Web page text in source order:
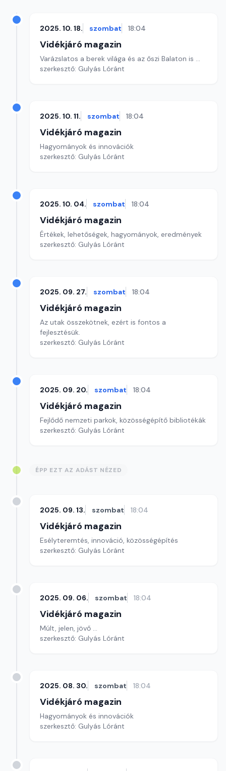
2025. 10. 18. szombat 18:04
Vidékjáró magazin
Varázslatos a berek világa és az őszi Balaton is ...
szerkesztő: Gulyás Lóránt
2025. 10. 11. szombat 18:04
Vidékjáró magazin
Hagyományok és innovációk
szerkesztő: Gulyás Lóránt
2025. 10. 04. szombat 18:04
Vidékjáró magazin
Értékek, lehetőségek, hagyományok, eredmények
szerkesztő: Gulyás Lóránt
2025. 09. 27. szombat 18:04
Vidékjáró magazin
Az utak összekötnek, ezért is fontos a
fejlesztésük.
szerkesztő: Gulyás Lóránt
2025. 09. 20. szombat 18:04
Vidékjáró magazin
Fejlődő nemzeti parkok, közösségépítő bibliotékák
szerkesztő: Gulyás Lóránt
ÉPP EZT AZ ADÁST NÉZED
2025. 09. 13. szombat 18:04
Vidékjáró magazin
Esélyteremtés, innováció, közösségépítés
szerkesztő: Gulyás Lóránt
2025. 09. 06. szombat 18:04
Vidékjáró magazin
Múlt, jelen, jövő ...
szerkesztő: Gulyás Lóránt
2025. 08. 30. szombat 18:04
Vidékjáró magazin
Hagyományok és innovációk
szerkesztő: Gulyás Lóránt